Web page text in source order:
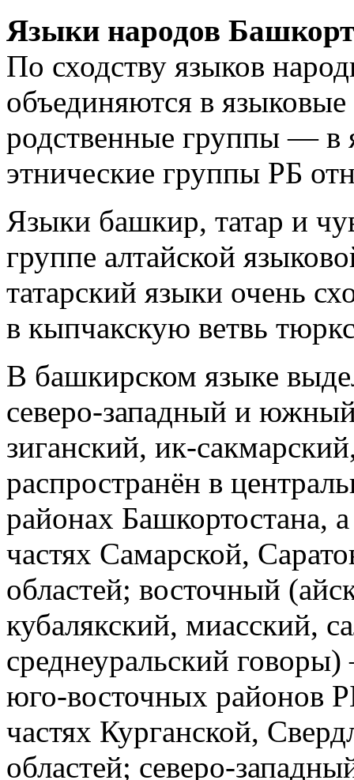
Языки народов
По сходству языков
объединяются в
родственные группы — в
этнические группы РБ
Языки башкир, татар и
группе алтайской
татарский языки очень
в кыпчакскую ветвь
В башкирском языке
северо‑западный и
зиганский, ик-
распространён в
районах Башкортостана,
частях Самарской,
областей; восточный
кубалякский, миасский,
среднеуральский
юго‑восточных районов
частях Курганской,
областей;